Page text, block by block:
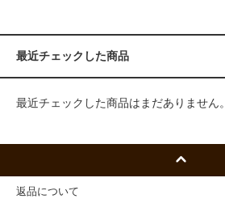
最近チェックした商品
最近チェックした商品はまだありません。
返品について